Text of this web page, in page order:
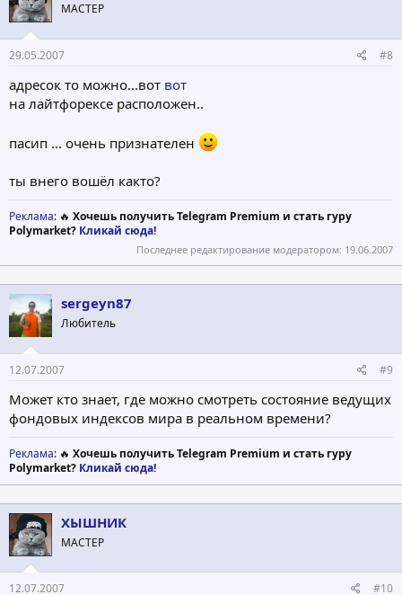
МАСТЕР
29.05.2007 #8
адресок то можно...вот вот
на лайтфорексе расположен..
пасип ... очень признателен
ты внего вошёл както?
Реклама: 🔥 Хочешь получить Telegram Premium и стать гуру
Polymarket? Кликай сюда!
Последнее редактирование модератором: 19.06.2007
sergeyn87
Любитель
12.07.2007 #9
Может кто знает, где можно смотреть состояние ведущих
фондовых индексов мира в реальном времени?
Реклама: 🔥 Хочешь получить Telegram Premium и стать гуру
Polymarket? Кликай сюда!
ХЫШНИК
МАСТЕР
12.07.2007 #10